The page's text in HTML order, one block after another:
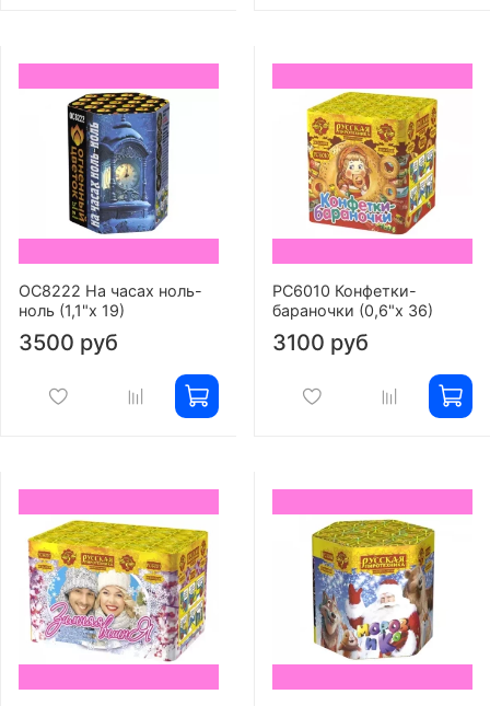
ОС8222 На часах ноль-
ноль (1,1"х 19)
3500 руб
РС6010 Конфетки-
бараночки (0,6"х 36)
3100 руб